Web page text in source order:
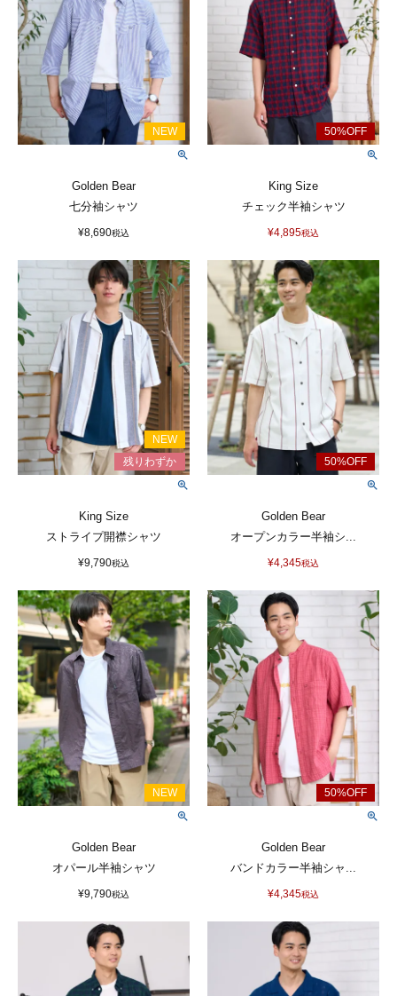
Golden Bear
七分袖シャツ
¥8,690税込
King Size
チェック半袖シャツ
¥4,895税込
King Size
ストライプ開襟シャツ
¥9,790税込
Golden Bear
オープンカラー半袖シ...
¥4,345税込
Golden Bear
オパール半袖シャツ
¥9,790税込
Golden Bear
バンドカラー半袖シャ...
¥4,345税込